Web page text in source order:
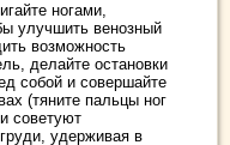
ногами,
улучшить венозный
возможность
делайте остановки
собой и совершайте
(тяните пальцы ног
советуют
удерживая в